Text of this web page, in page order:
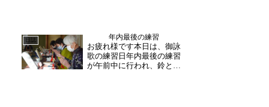
ど、終活産業に関係するあ
らゆる設備・機器・サービ
スが全国から集まる、日...
日誌 年内最後の練習
お疲れ様です本日は、御詠
歌の練習日年内最後の練習
が午前中に行われ、鈴とし